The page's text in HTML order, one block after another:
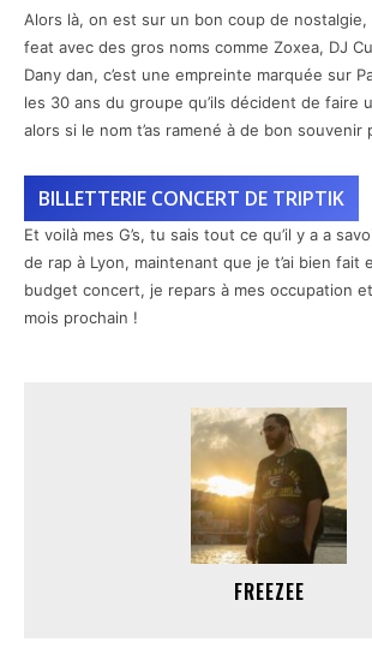
Alors là, on est sur un bon coup de nostalgie,
feat avec des gros noms comme Zoxea, DJ
Dany dan, c’est une empreinte marquée sur
les 30 ans du groupe qu’ils décident de faire
alors si le nom t’as ramené à de bon souvenir
BILLETTERIE CONCERT DE TRIPTIK
Et voilà mes G’s, tu sais tout ce qu’il y a a
de rap à Lyon, maintenant que je t’ai bien fait
budget concert, je repars à mes occupation
mois prochain !
FREEZEE